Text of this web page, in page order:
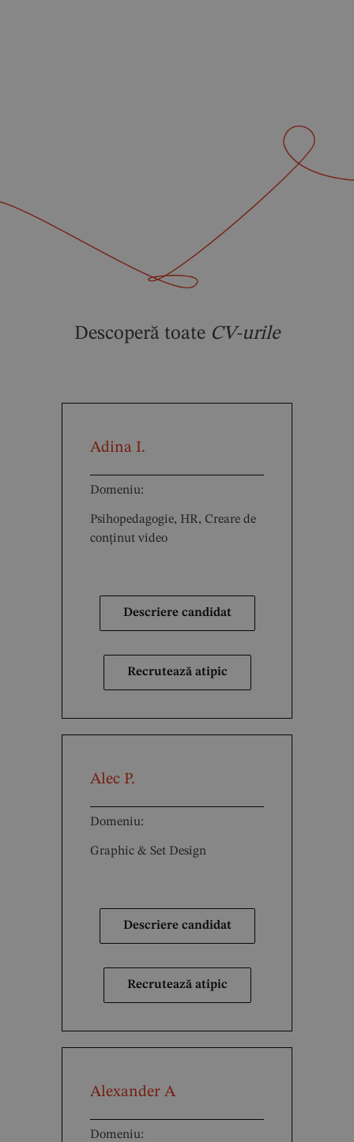
Descoperă toate CV-urile
Adina I.
Domeniu:
Psihopedagogie, HR, Creare de
conținut video
Descriere candidat
Recrutează atipic
Alec P.
Domeniu:
Graphic & Set Design
Descriere candidat
Recrutează atipic
Alexander A
Domeniu: